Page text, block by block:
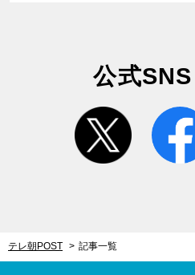
公式
twitter
テレ朝POST 記事一覧